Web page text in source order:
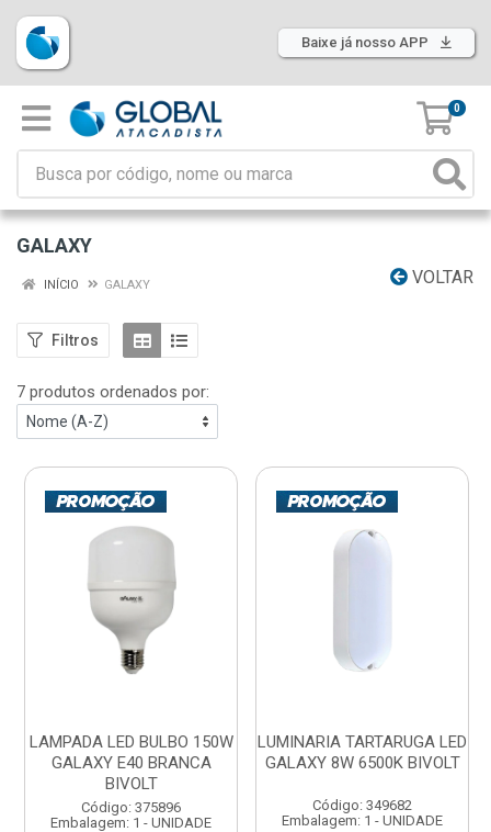
Baixe já nosso APP
0
GALAXY
VOLTAR
INÍCIO GALAXY
Filtros
7 produtos ordenados por:
LAMPADA LED BULBO 150W
GALAXY E40 BRANCA
BIVOLT
Código: 375896
Embalagem: 1 - UNIDADE
LUMINARIA TARTARUGA LED
GALAXY 8W 6500K BIVOLT
Código: 349682
Embalagem: 1 - UNIDADE